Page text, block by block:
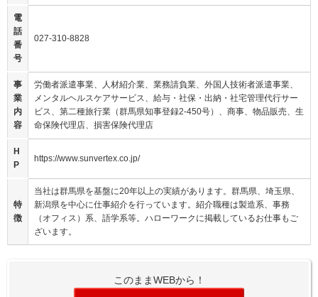
電
話
番
号
027-310-8828
事
業
内
容
労働者派遣事業、人材紹介業、業務請負業、外国人技術者派遣事業、
メンタルヘルスケアサービス、給与・社保・出納・社宅管理代行サー
ビス、第二種旅行業（群馬県知事登録2-450号）、商事、物品販売、生
命保険代理店、損害保険代理店
H
P
https://www.sunvertex.co.jp/
特
徴
当社は群馬県を基盤に20年以上の実績があります。群馬県、埼玉県、
新潟県を中心に仕事紹介を行っています。紹介職種は製造系、事務
（オフィス）系、語学系等。ハローワークに掲載しているお仕事もご
ざいます。
このままWEBから！